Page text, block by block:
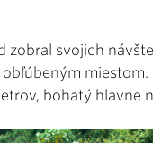
zobral svojich
miestom.
bohatý hlavne